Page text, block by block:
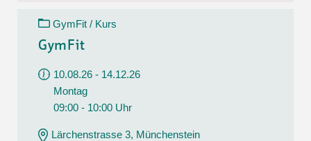
GymFit / Kurs
GymFit
10.08.26 - 14.12.26
Montag
09:00 - 10:00 Uhr
Lärchenstrasse 3, Münchenstein